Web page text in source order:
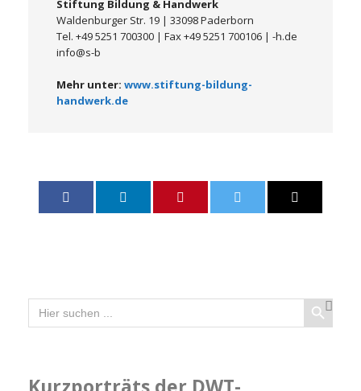
Stiftung Bildung & Handwerk
Waldenburger Str. 19 | 33098 Paderborn
Tel. +49 5251 700300 | Fax +49 5251 700106 | ed.h-
b-s@ofni
Mehr unter: www.stiftung-bildung-
handwerk.de
Search
for:
Search Button